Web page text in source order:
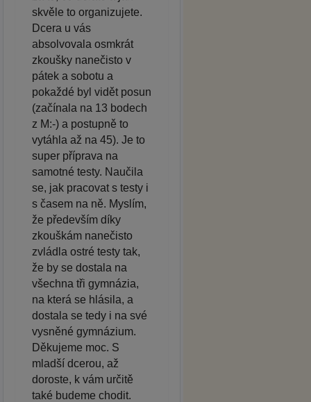
skvěle to organizujete.
Dcera u vás
absolvovala osmkrát
zkoušky nanečisto v
pátek a sobotu a
pokaždé byl vidět posun
(začínala na 13 bodech
z M:-) a postupně to
vytáhla až na 45). Je to
super příprava na
samotné testy. Naučila
se, jak pracovat s testy i
s časem na ně. Myslím,
že především díky
zkouškám nanečisto
zvládla ostré testy tak,
že by se dostala na
všechna tři gymnázia,
na která se hlásila, a
dostala se tedy i na své
vysněné gymnázium.
Děkujeme moc. S
mladší dcerou, až
doroste, k vám určitě
také budeme chodit.